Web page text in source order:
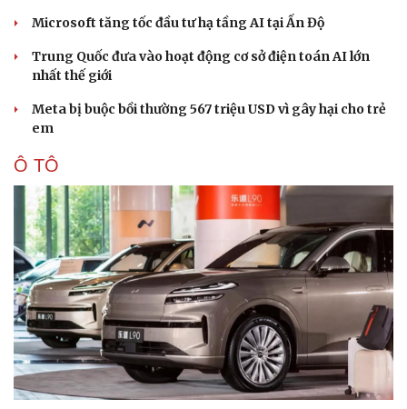
Dinh dưỡng - món ngon
Cây thuốc
Sản phụ khoa
Nam khoa
Làm đẹp - giảm cân
Ăn sạch sống khỏe
Nhà đẹp
Tình yêu - Gia đình
Microsoft tăng tốc đầu tư hạ tầng AI tại Ấn Độ
Trung Quốc đưa vào hoạt động cơ sở điện toán AI lớn
nhất thế giới
Meta bị buộc bồi thường 567 triệu USD vì gây hại cho trẻ
em
Ô TÔ